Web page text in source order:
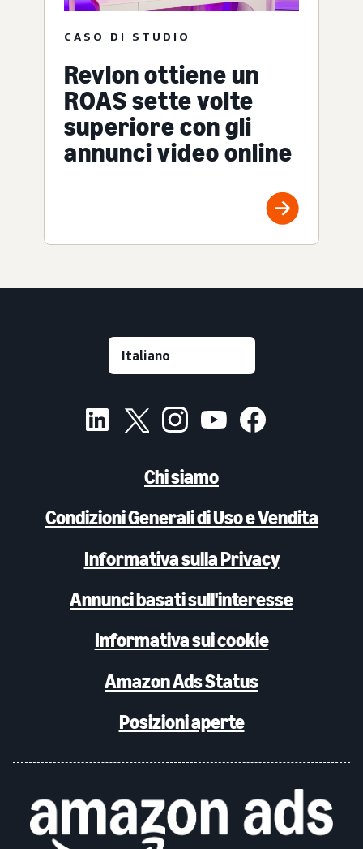
CASO DI STUDIO
Revlon ottiene un
ROAS sette volte
superiore con gli
annunci video online
Chi siamo
Condizioni Generali di Uso e Vendita
Informativa sulla Privacy
Annunci basati sull'interesse
Informativa sui cookie
Amazon Ads Status
Posizioni aperte